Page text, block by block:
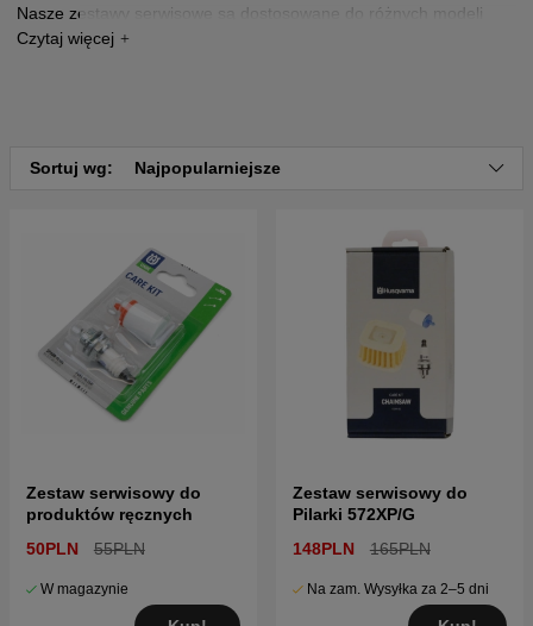
Nasze zestawy serwisowe są dostosowane do różnych modeli
pilarek Husqvarna i zawierają 100% oryginalne części Husqvarna
Sortuj wg:
Najpopularniejsze
Zestaw serwisowy do
produktów ręcznych
50PLN
55PLN
W magazynie
Zestaw serwisowy do
Pilarki 572XP/G
148PLN
165PLN
Na zam. Wysyłka za 2–5 dni